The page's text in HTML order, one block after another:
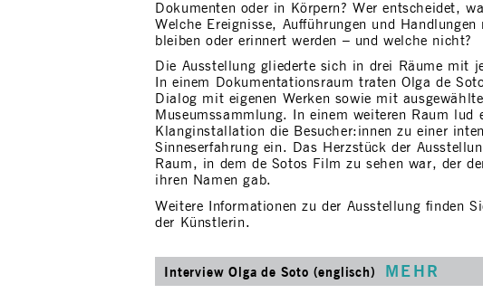
Dokumenten oder in Körpern? Wer entscheidet,
Welche Ereignisse, Aufführungen und Handlungen
bleiben oder erinnert werden – und welche nicht?
Die Ausstellung gliederte sich in drei Räume mit
In einem Dokumentationsraum traten Olga de
Dialog mit eigenen Werken sowie mit
Museumssammlung. In einem weiteren Raum lud
Klanginstallation die Besucher:innen zu einer
Sinneserfahrung ein. Das Herzstück der
Raum, in dem de Sotos Film zu sehen war, der
ihren Namen gab.
Weitere Informationen zu der Ausstellung finden
der Künstlerin.
Interview Olga de Soto (englisch) MEHR